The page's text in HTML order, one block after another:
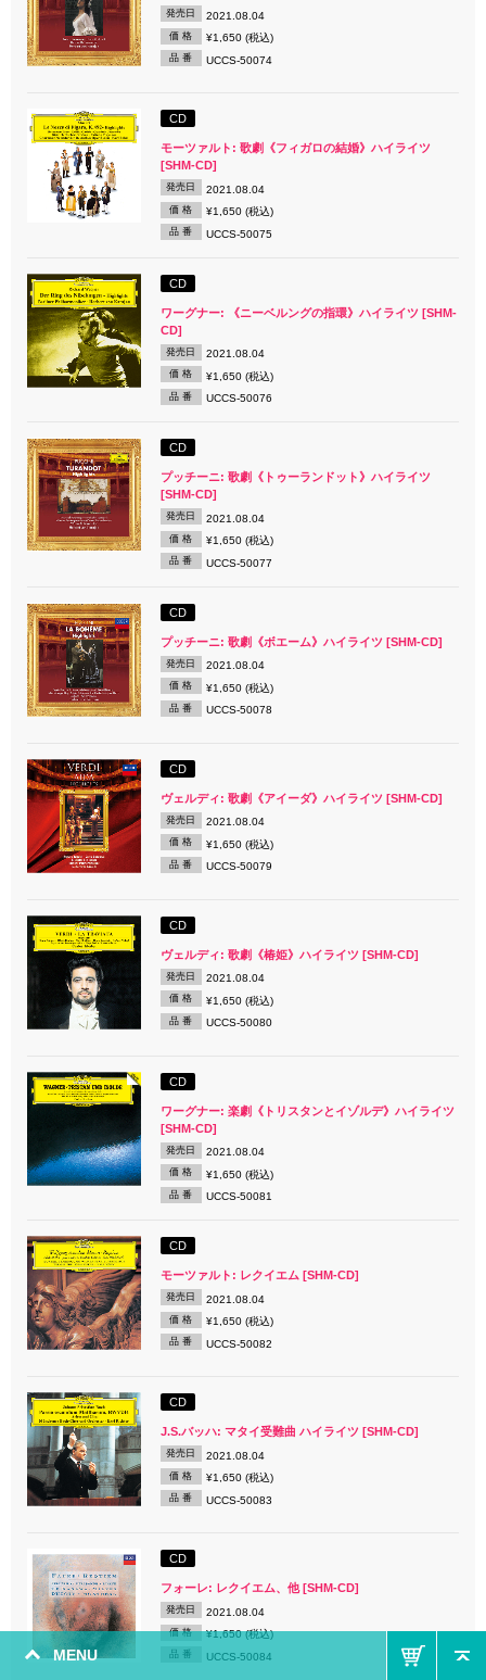
MENU
発売日 2021.08.04
価 格 ¥1,650 (税込)
品 番 UCCS-50074
CD
モーツァルト: 歌劇《フィガロの結婚》ハイライツ
[SHM-CD]
発売日 2021.08.04
価 格 ¥1,650 (税込)
品 番 UCCS-50075
CD
ワーグナー: 《ニーベルングの指環》ハイライツ [SHM-
CD]
発売日 2021.08.04
価 格 ¥1,650 (税込)
品 番 UCCS-50076
CD
プッチーニ: 歌劇《トゥーランドット》ハイライツ
[SHM-CD]
発売日 2021.08.04
価 格 ¥1,650 (税込)
品 番 UCCS-50077
CD
プッチーニ: 歌劇《ボエーム》ハイライツ [SHM-CD]
発売日 2021.08.04
価 格 ¥1,650 (税込)
品 番 UCCS-50078
CD
ヴェルディ: 歌劇《アイーダ》ハイライツ [SHM-CD]
発売日 2021.08.04
価 格 ¥1,650 (税込)
品 番 UCCS-50079
CD
ヴェルディ: 歌劇《椿姫》ハイライツ [SHM-CD]
発売日 2021.08.04
価 格 ¥1,650 (税込)
品 番 UCCS-50080
CD
ワーグナー: 楽劇《トリスタンとイゾルデ》ハイライツ
[SHM-CD]
発売日 2021.08.04
価 格 ¥1,650 (税込)
品 番 UCCS-50081
CD
モーツァルト: レクイエム [SHM-CD]
発売日 2021.08.04
価 格 ¥1,650 (税込)
品 番 UCCS-50082
CD
J.S.バッハ: マタイ受難曲 ハイライツ [SHM-CD]
発売日 2021.08.04
価 格 ¥1,650 (税込)
品 番 UCCS-50083
CD
フォーレ: レクイエム、他 [SHM-CD]
発売日 2021.08.04
価 格 ¥1,650 (税込)
品 番 UCCS-50084